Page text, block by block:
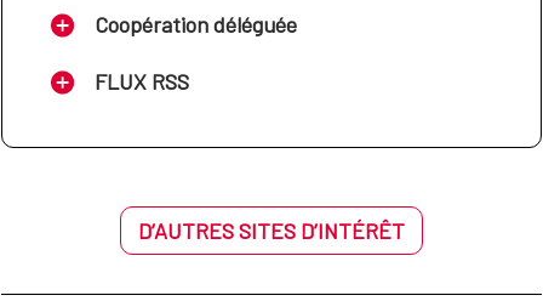
Coopération déléguée
FLUX RSS
D’AUTRES SITES D’INTÉRÊT